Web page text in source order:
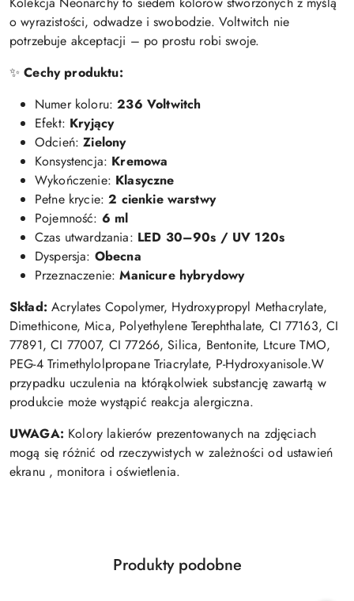
o wyrazistości, odwadze i swobodzie. Voltwitch nie
potrzebuje akceptacji – po prostu robi swoje.
✨Cechy produktu:
Numer koloru:236 Voltwitch
Efekt: Kryjący
Odcień:Zielony
Konsystencja: Kremowa
Wykończenie: Klasyczne
Pełne krycie:2 cienkie warstwy
Pojemność: 6 ml
Czas utwardzania: LED 30–90s / UV 120s
Dyspersja: Obecna
Przeznaczenie:Manicure hybrydowy
Skład: Acrylates Copolymer, Hydroxypropyl Methacrylate,
Dimethicone, Mica, Polyethylene Terephthalate, CI 77163, CI
77891, CI 77007, CI 77266, Silica, Bentonite, Ltcure TMO,
PEG-4 Trimethylolpropane Triacrylate, P-Hydroxyanisole.W
przypadku uczulenia na którąkolwiek substancję zawartą w
produkcie może wystąpić reakcja alergiczna.
UWAGA: Kolory lakierów prezentowanych na zdjęciach
mogą się różnić od rzeczywistych w zależności od ustawień
ekranu , monitora i oświetlenia.
Pomiń karuzelę produktów
Produkty
Produkty podobne